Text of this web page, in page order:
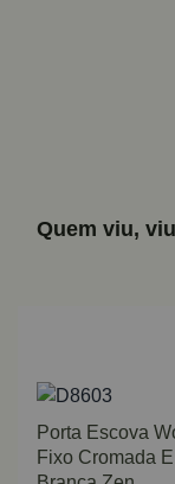
Quem viu,
Porta Escova
Fixo Cromada E